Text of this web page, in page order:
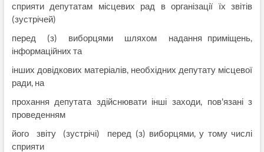
сприяти депутатам місцевих рад в організації їх звітів
(зустрічей)
перед (з) виборцями шляхом надання приміщень,
інформаційних та
інших довідкових матеріалів, необхідних депутату місцевої
ради, на
прохання депутата здійснювати інші заходи, пов'язані з
проведенням
його звіту (зустрічі) перед (з) виборцями, у тому числі
сприяти